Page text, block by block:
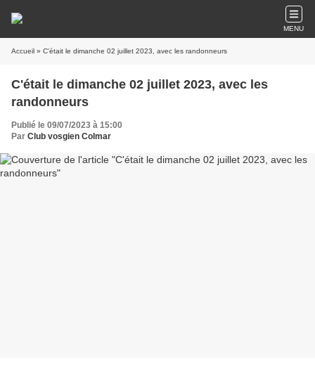
MENU
Accueil » C'était le dimanche 02 juillet 2023, avec les randonneurs
C'était le dimanche 02 juillet 2023, avec les
randonneurs
Publié le 09/07/2023 à 15:00
Par Club vosgien Colmar